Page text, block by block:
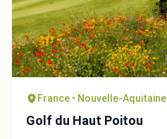
France • Nouvelle-Aquitaine
Golf du Haut Poitou